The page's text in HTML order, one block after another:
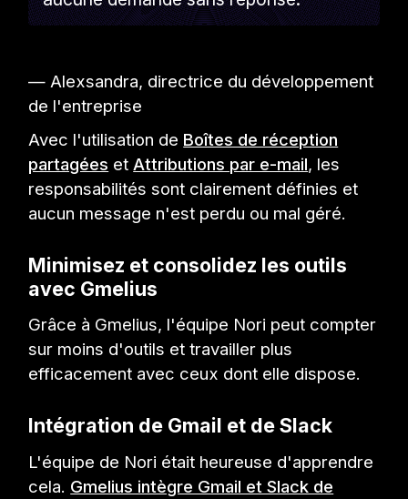
— Alexsandra, directrice du développement
de l'entreprise
Avec l'utilisation de Boîtes de réception
partagées et Attributions par e-mail, les
responsabilités sont clairement définies et
aucun message n'est perdu ou mal géré.
Minimisez et consolidez les outils
avec Gmelius
Grâce à Gmelius, l'équipe Nori peut compter
sur moins d'outils et travailler plus
efficacement avec ceux dont elle dispose.
Intégration de Gmail et de Slack
L'équipe de Nori était heureuse d'apprendre
cela. Gmelius intègre Gmail et Slack de